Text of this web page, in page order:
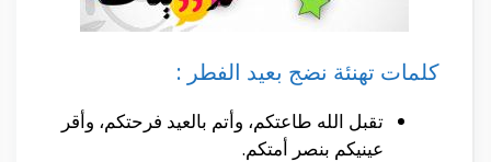
كلمات تهنئة نضج بعيد الفطر :
تقبل الله طاعتكم، وأتم بالعيد فرحتكم، وأقر
عينيكم بنصر أمتكم.